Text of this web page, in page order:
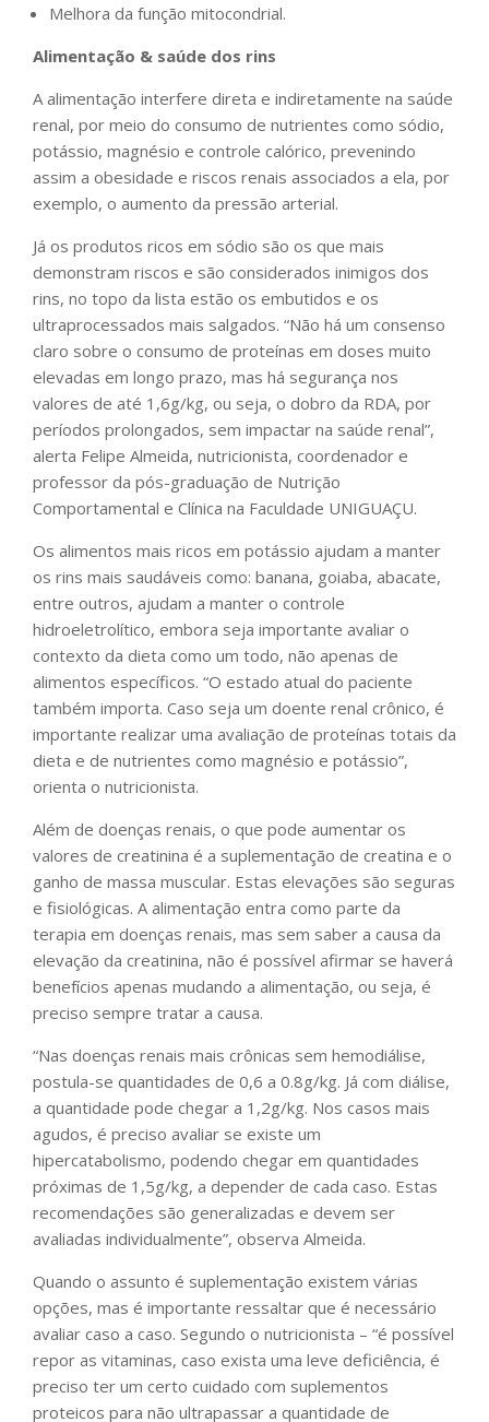
Melhora da função mitocondrial.
Alimentação & saúde dos rins
A alimentação interfere direta e indiretamente na saúde
renal, por meio do consumo de nutrientes como sódio,
potássio, magnésio e controle calórico, prevenindo
assim a obesidade e riscos renais associados a ela, por
exemplo, o aumento da pressão arterial.
Já os produtos ricos em sódio são os que mais
demonstram riscos e são considerados inimigos dos
rins, no topo da lista estão os embutidos e os
ultraprocessados mais salgados. “Não há um consenso
claro sobre o consumo de proteínas em doses muito
elevadas em longo prazo, mas há segurança nos
valores de até 1,6g/kg, ou seja, o dobro da RDA, por
períodos prolongados, sem impactar na saúde renal”,
alerta Felipe Almeida, nutricionista, coordenador e
professor da pós-graduação de Nutrição
Comportamental e Clínica na Faculdade UNIGUAÇU.
Os alimentos mais ricos em potássio ajudam a manter
os rins mais saudáveis como: banana, goiaba, abacate,
entre outros, ajudam a manter o controle
hidroeletrolítico, embora seja importante avaliar o
contexto da dieta como um todo, não apenas de
alimentos específicos. “O estado atual do paciente
também importa. Caso seja um doente renal crônico, é
importante realizar uma avaliação de proteínas totais da
dieta e de nutrientes como magnésio e potássio”,
orienta o nutricionista.
Além de doenças renais, o que pode aumentar os
valores de creatinina é a suplementação de creatina e o
ganho de massa muscular. Estas elevações são seguras
e fisiológicas. A alimentação entra como parte da
terapia em doenças renais, mas sem saber a causa da
elevação da creatinina, não é possível afirmar se haverá
benefícios apenas mudando a alimentação, ou seja, é
preciso sempre tratar a causa.
“Nas doenças renais mais crônicas sem hemodiálise,
postula-se quantidades de 0,6 a 0.8g/kg. Já com diálise,
a quantidade pode chegar a 1,2g/kg. Nos casos mais
agudos, é preciso avaliar se existe um
hipercatabolismo, podendo chegar em quantidades
próximas de 1,5g/kg, a depender de cada caso. Estas
recomendações são generalizadas e devem ser
avaliadas individualmente”, observa Almeida.
Quando o assunto é suplementação existem várias
opções, mas é importante ressaltar que é necessário
avaliar caso a caso. Segundo o nutricionista – “é possível
repor as vitaminas, caso exista uma leve deficiência, é
preciso ter um certo cuidado com suplementos
proteicos para não ultrapassar a quantidade de